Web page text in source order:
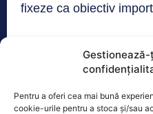
Gestionează-
Pentru a oferi cea mai bună
cookie-urile pentru a stoca și/sau
fixeze ca obiectiv
extenuate – așa cum
declare încheierea